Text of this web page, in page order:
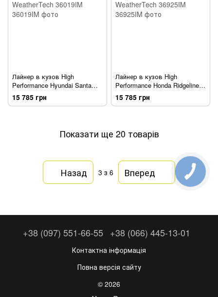
Лайнер в кузов High
Performance Hyundai Santa
Cruz 2022 - 2026 WeatherTech
36019IM
15 785 грн
Лайнер в кузов High
Performance Honda Ridgeline
2017 - 2026 WeatherTech
36925IM
15 785 грн
Показати ще 20 товарів
Назад 3 з 6 Вперед
+38 (097) 551-66-55 +38 (066) 445-13-01
Контактна інформація
Повна версія сайту
© 2026